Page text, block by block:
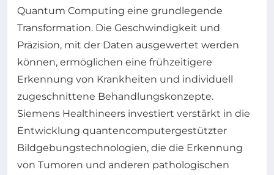
Quantum Computing eine grundlegende
Transformation. Die Geschwindigkeit und
Präzision, mit der Daten ausgewertet werden
können, ermöglichen eine frühzeitigere
Erkennung von Krankheiten und individuell
zugeschnittene Behandlungskonzepte.
Siemens Healthineers investiert verstärkt in die
Entwicklung quantencomputergestützter
Bildgebungstechnologien, die die Erkennung
von Tumoren und anderen pathologischen